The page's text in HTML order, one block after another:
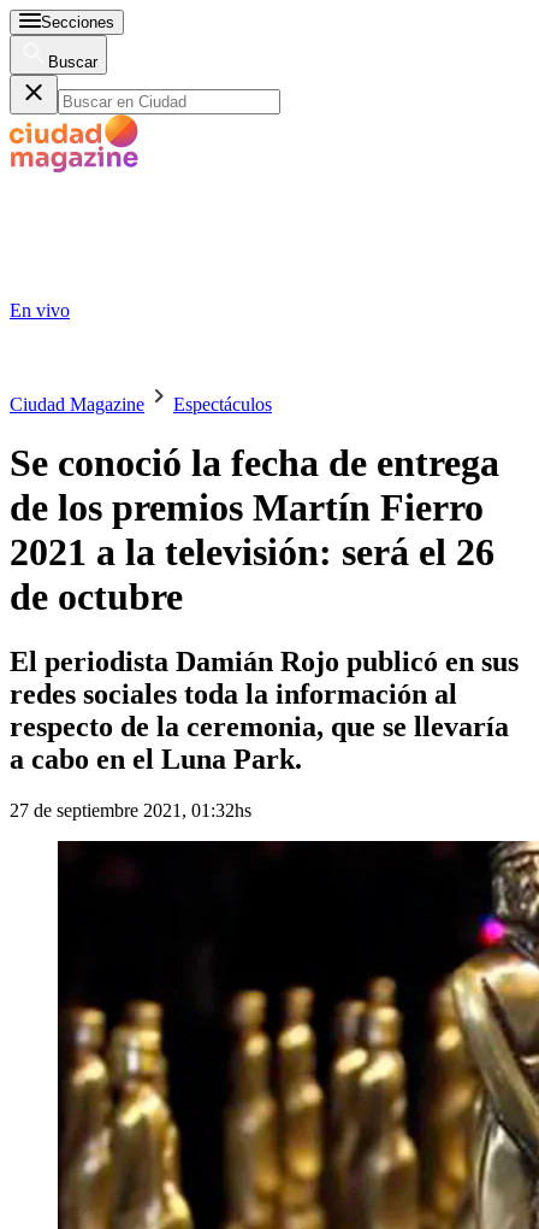
Secciones
Buscar
En vivo
Ciudad Magazine Espectáculos
Se conoció la fecha de entrega
de los premios Martín Fierro
2021 a la televisión: será el 26
de octubre
El periodista Damián Rojo publicó en sus
redes sociales toda la información al
respecto de la ceremonia, que se llevaría
a cabo en el Luna Park.
27 de septiembre 2021, 01:32hs